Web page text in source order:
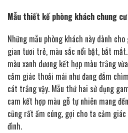
Mẫu thiết kế phòng khách chung
Những mẫu phòng khách này dành
gian tươi trẻ, màu sắc nổi bật, bắt
màu xanh dương kết hợp màu trắng
cảm giác thoải mái như đang đắm
cát trắng vậy. Mẫu thứ hai sử dụng
cam kết hợp màu gỗ tự nhiên mang
cũng rất ấm cúng, gợi cho ta cảm
đình.